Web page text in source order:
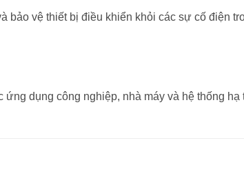
bảo vệ thiết bị điều khiển khỏi các sự cố điện
dụng công nghiệp, nhà máy và hệ thống hạ